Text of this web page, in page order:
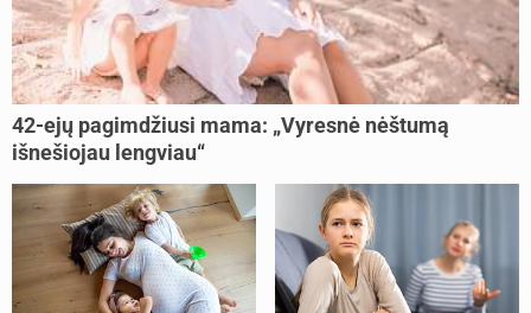
42-ejų pagimdžiusi mama: „Vyresnė nėštumą
išnešiojau lengviau“